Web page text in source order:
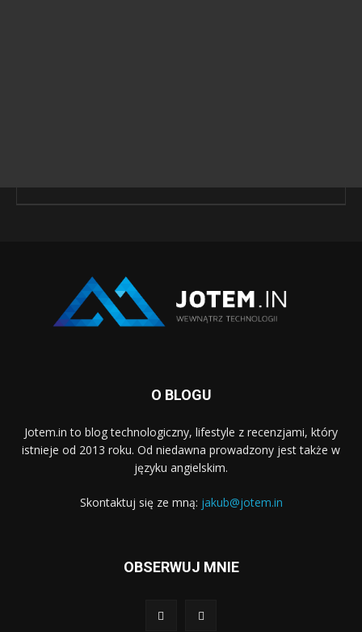
O BLOGU
Jotem.in to blog technologiczny, lifestyle z recenzjami, który
istnieje od 2013 roku. Od niedawna prowadzony jest także w
języku angielskim.
Skontaktuj się ze mną: jakub@jotem.in
OBSERWUJ MNIE